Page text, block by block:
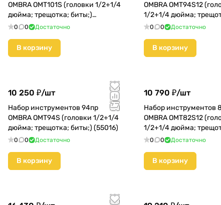
OMBRA OMT101S (головки 1/2+1/4
дюйма; трещотка; биты;)
(055006)
0 0 Достаточно
В корзину
OMBRA OMT94S12
1/2+1/4 дюйма;
(55378)
0 0 Достаточно
В корзину
10 250 ₽/шт
Набор инструментов 94пр
OMBRA OMT94S (головки 1/2+1/4
дюйма; трещотка; биты;) (55016)
0 0 Достаточно
В корзину
10 790 ₽/шт
Набор инструментов
OMBRA OMT82S12
1/2+1/4 дюйма;
(55377)
0 0 Достаточно
В корзину